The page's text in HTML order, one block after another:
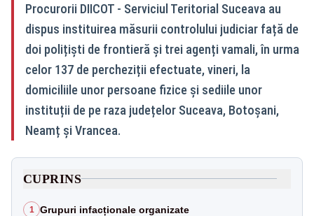
Procurorii DIICOT - Serviciul Teritorial Suceava au
dispus instituirea măsurii controlului judiciar față de
doi polițiști de frontieră și trei agenți vamali, în urma
celor 137 de percheziții efectuate, vineri, la
domiciliile unor persoane fizice și sediile unor
instituții de pe raza județelor Suceava, Botoșani,
Neamț și Vrancea.
CUPRINS
1 Grupuri infacționale organizate